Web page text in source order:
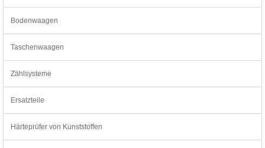
Bodenwaagen
Taschenwaagen
Zählsysteme
Ersatzteile
Härteprüfer von Kunststoffen